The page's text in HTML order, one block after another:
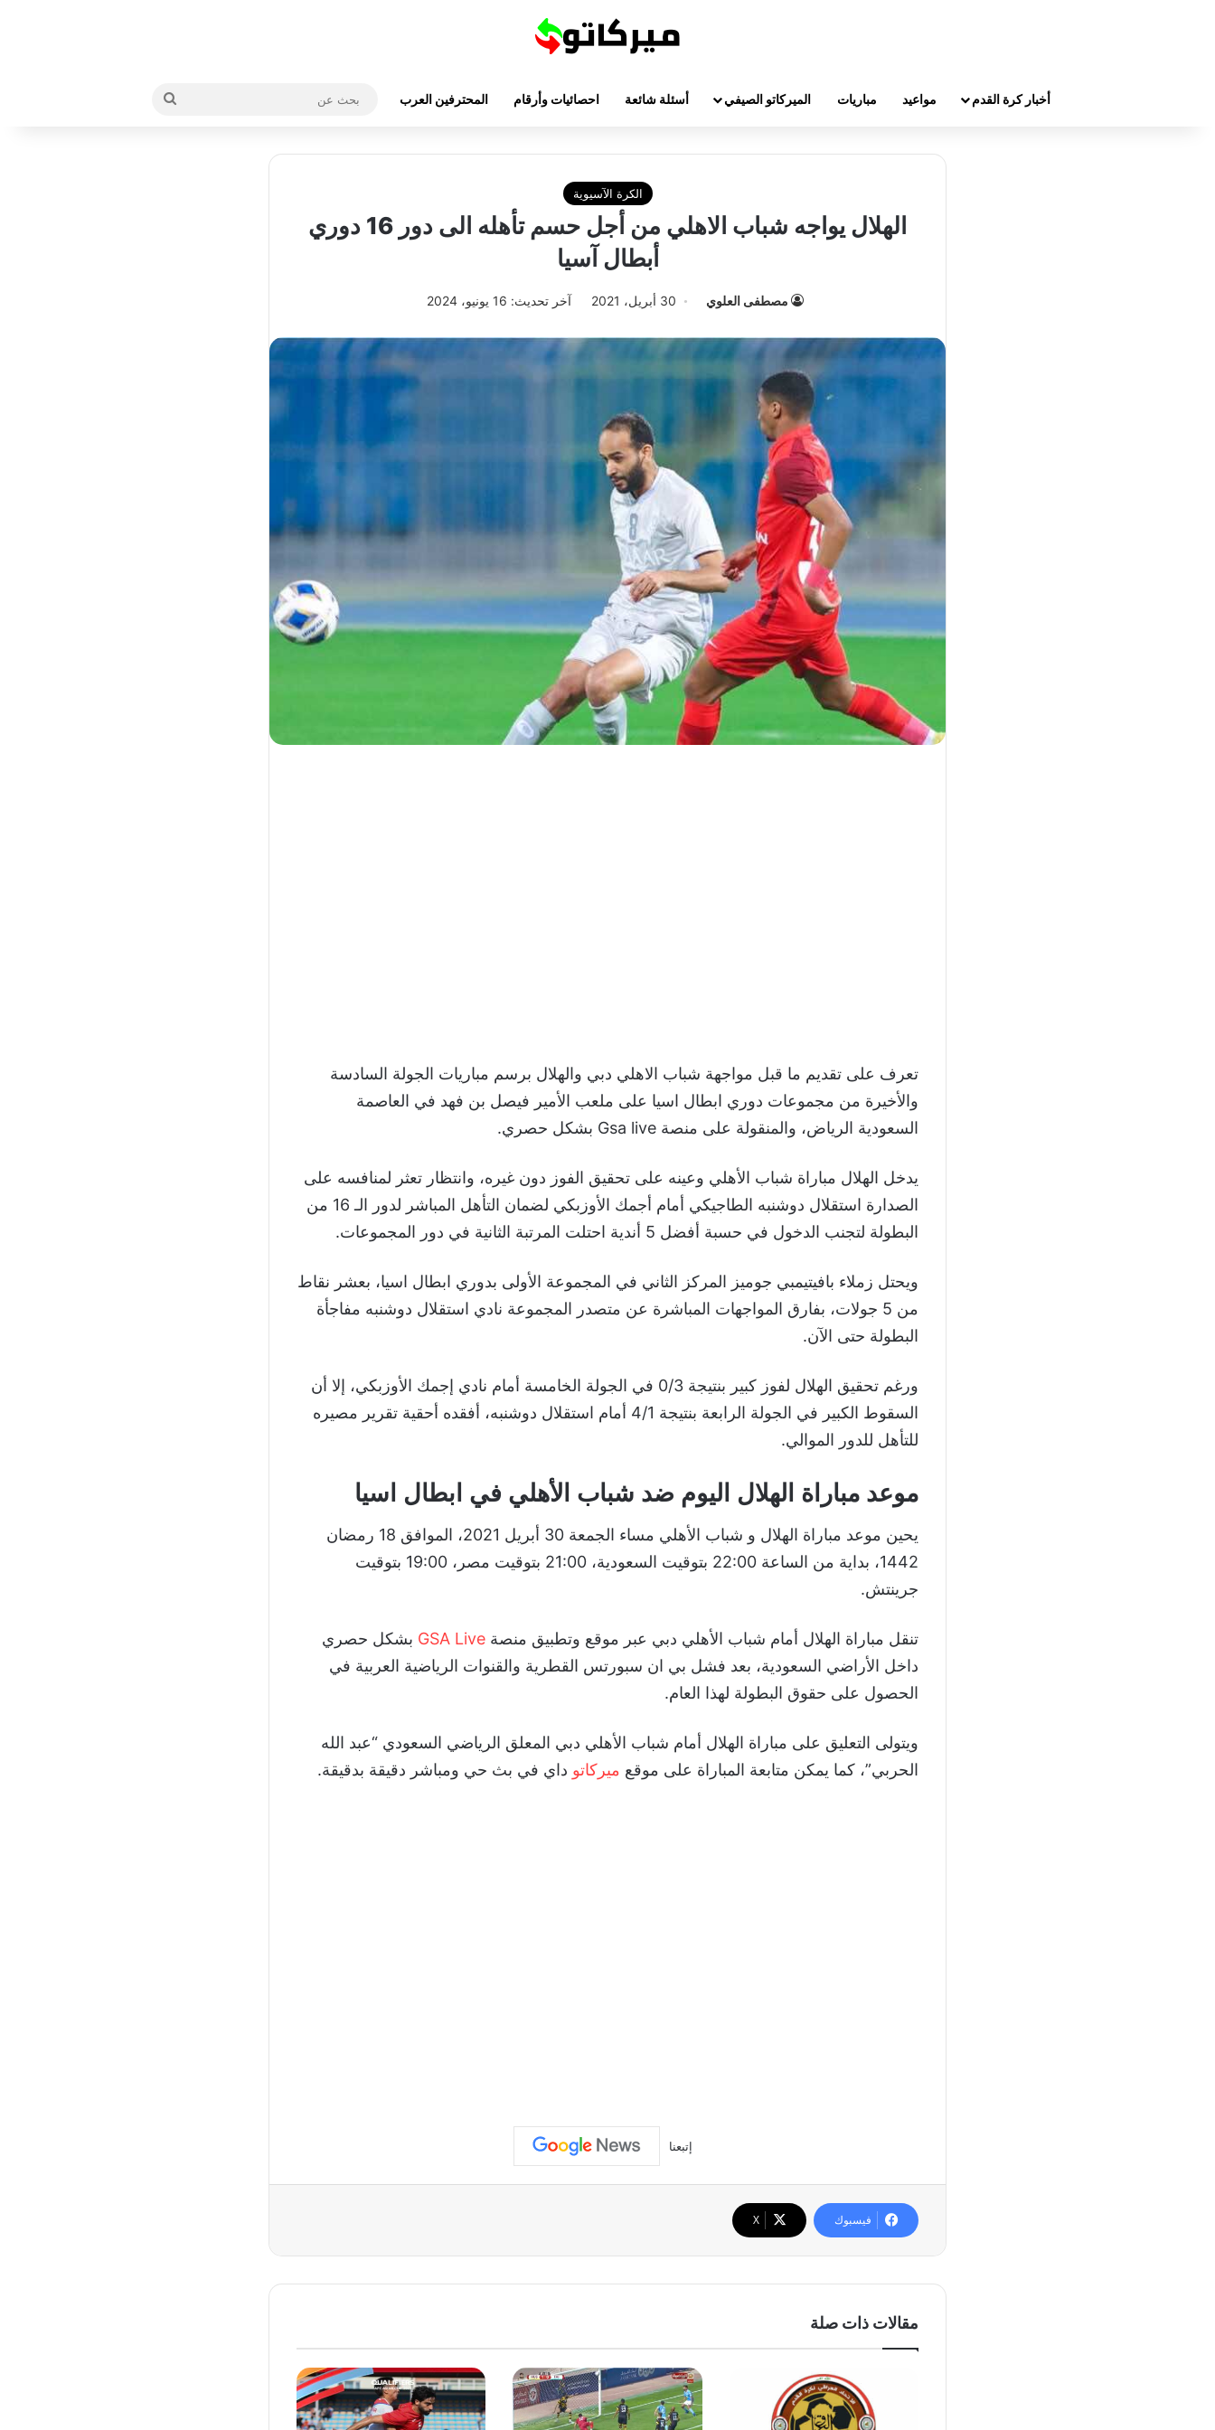
أخبار كرة القدم مواعيد مباريات الميركاتو الصيفي أسئلة شائعة احصائيات وأرقام المحترفين العرب
الكرة الآسيوية
الهلال يواجه شباب الاهلي من أجل حسم تأهله الى دور 16 دوري
أبطال آسيا
مصطفى العلوي 30 أبريل، 2021 آخر تحديث: 16 يونيو، 2024
تعرف على تقديم ما قبل مواجهة شباب الاهلي دبي والهلال برسم مباريات الجولة السادسة
والأخيرة من مجموعات دوري ابطال اسيا على ملعب الأمير فيصل بن فهد في العاصمة
السعودية الرياض، والمنقولة على منصة Gsa live بشكل حصري.
يدخل الهلال مباراة شباب الأهلي وعينه على تحقيق الفوز دون غيره، وانتظار تعثر لمنافسه على
الصدارة استقلال دوشنبه الطاجيكي أمام أجمك الأوزبكي لضمان التأهل المباشر لدور الـ 16 من
البطولة لتجنب الدخول في حسبة أفضل 5 أندية احتلت المرتبة الثانية في دور المجموعات.
ويحتل زملاء بافيتيمبي جوميز المركز الثاني في المجموعة الأولى بدوري ابطال اسيا، بعشر نقاط
من 5 جولات، بفارق المواجهات المباشرة عن متصدر المجموعة نادي استقلال دوشنبه مفاجأة
البطولة حتى الآن.
ورغم تحقيق الهلال لفوز كبير بنتيجة 0/3 في الجولة الخامسة أمام نادي إجمك الأوزبكي، إلا أن
السقوط الكبير في الجولة الرابعة بنتيجة 4/1 أمام استقلال دوشنبه، أفقده أحقية تقرير مصيره
للتأهل للدور الموالي.
موعد مباراة الهلال اليوم ضد شباب الأهلي في ابطال اسيا
يحين موعد مباراة الهلال و شباب الأهلي مساء الجمعة 30 أبريل 2021، الموافق 18 رمضان
1442، بداية من الساعة 22:00 بتوقيت السعودية، 21:00 بتوقيت مصر، 19:00 بتوقيت
جرينتش.
تنقل مباراة الهلال أمام شباب الأهلي دبي عبر موقع وتطبيق منصة GSA Live بشكل حصري
داخل الأراضي السعودية، بعد فشل بي ان سبورتس القطرية والقنوات الرياضية العربية في
الحصول على حقوق البطولة لهذا العام.
ويتولى التعليق على مباراة الهلال أمام شباب الأهلي دبي المعلق الرياضي السعودي “عبد الله
الحربي”، كما يمكن متابعة المباراة على موقع ميركاتو داي في بث حي ومباشر دقيقة بدقيقة.
إتبعنا
فيسبوك ‫X
مقالات ذات صلة